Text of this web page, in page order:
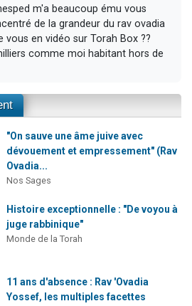
m'a beaucoup ému vous
de la grandeur du rav ovadia
vous en vidéo sur Torah Box ??
comme moi habitant hors de
"On sauve une âme juive avec
dévouement et empressement" (Rav
Ovadia...
Nos Sages
Histoire exceptionnelle : "De voyou à
juge rabbinique"
Monde de la Torah
11 ans d'absence : Rav 'Ovadia
Yossef, les multiples facettes